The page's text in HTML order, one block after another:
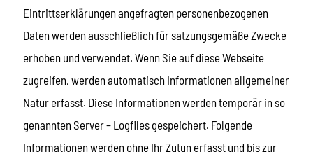
Eintrittserklärungen angefragten personenbezogenen
Daten werden ausschließlich für satzungsgemäße Zwecke
erhoben und verwendet. Wenn Sie auf diese Webseite
zugreifen, werden automatisch Informationen allgemeiner
Natur erfasst. Diese Informationen werden temporär in so
genannten Server – Logfiles gespeichert. Folgende
Informationen werden ohne Ihr Zutun erfasst und bis zur